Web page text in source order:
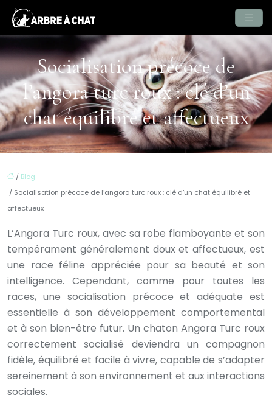
Socialisation précoce de
l’angora turc roux : clé d’un
chat équilibré et affectueux
/ Blog
/ Socialisation précoce de l’angora turc roux : clé d’un chat équilibré et
affectueux
L’Angora Turc roux, avec sa robe flamboyante et son
tempérament généralement doux et affectueux, est
une race féline appréciée pour sa beauté et son
intelligence. Cependant, comme pour toutes les
races, une socialisation précoce et adéquate est
essentielle à son développement comportemental
et à son bien-être futur. Un chaton Angora Turc roux
correctement socialisé deviendra un compagnon
fidèle, équilibré et facile à vivre, capable de s’adapter
sereinement à son environnement et aux interactions
sociales.